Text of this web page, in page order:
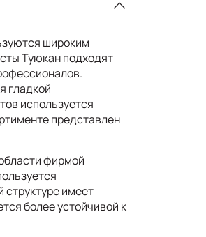
широким
Туюкан подходят
гладкой
используется
представлен
фирмой
структуре имеет
более устойчивой к